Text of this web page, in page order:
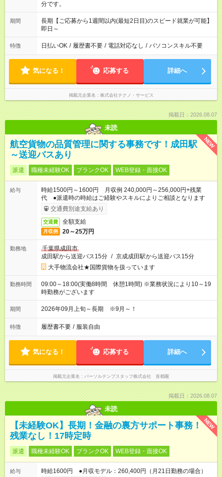
分です。
期間
長期【ご応募から1週間以内(最短2日目)のスピード就業が可能】
即日～
特徴 日払いOK / 履歴書不要 / 電話対応なし / パソコンスキル不要
気になる！ 応募する 詳細へ
掲載元企業名 株式会社テクノ・サービス
掲載日：2026.08.07
未読
NEW
航空貨物の品質管理に関する事務です！成田駅
～送迎バスあり
派遣 職種未経験OK ブランクOK WEB登録・面接OK
給与
時給1500円～1600円 月収例 240,000円～256,000円+残業
代 ●派遣時の時給はご経験やスキルによりご相談となります
交通費別途支給あり
交通費 全額支給
月収例 20～25万円
勤務地
千葉県成田市
成田駅から送迎バス15分 / 京成成田駅から送迎バス15分
大手物流会社★国際貨物を扱っています
勤務時間
09:00～18:00(実働8時間 休憩1時間) ※業務状況により10～19
時勤務がございます
期間 2026年09月上旬～長期 ※9月～！
特徴 履歴書不要 / 服装自由
気になる！ 応募する 詳細へ
掲載元企業名 パーソルテンプスタッフ株式会社 首都圏
掲載日：2026.08.07
未読
NEW
【未経験OK】長期！金融の裏方サポート事務！
残業なし！17時定時
派遣 職種未経験OK ブランクOK WEB登録・面接OK
給与
時給1600円 ●月収モデル：260,400円（月21日勤務の場合）